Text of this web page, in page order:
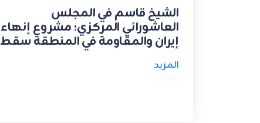
الشيخ قاسم في المجلس
العاشورائي المركزي: مشروع إنهاء
إيران والمقاومة في المنطقة سقط
المزيد